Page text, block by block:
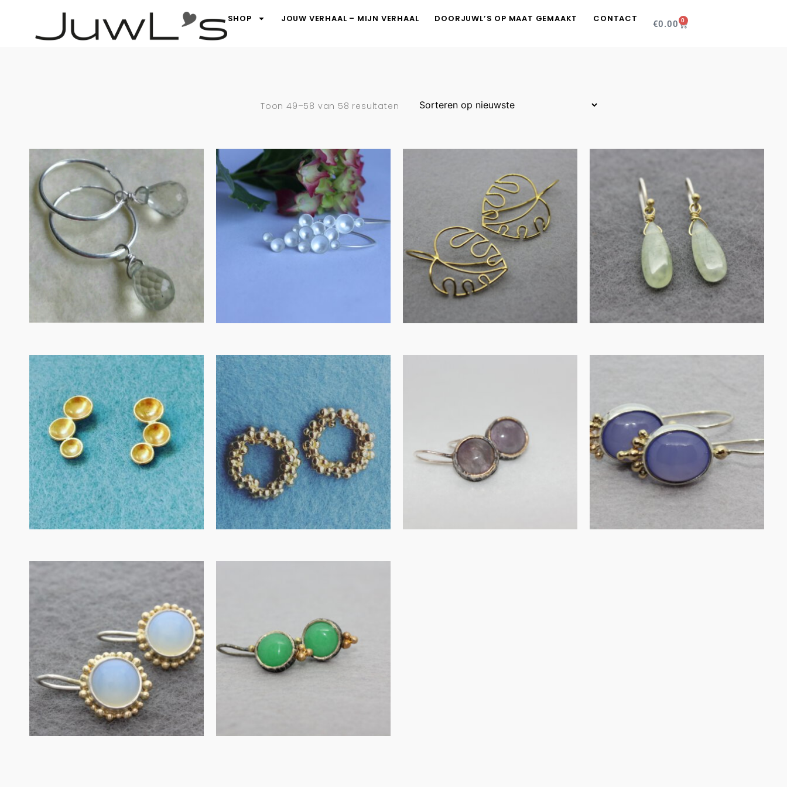
SHOP JOUW VERHAAL – MIJN VERHAAL DOORJUWL’S OP MAAT GEMAAKT CONTACT €0.00 0
Toon 49–58 van 58 resultaten
Zilveren creolen
met edelsteen
drup…
€60.00
IN WINKELMAND
Bubble oorbellen
in zilver
€90.00
Monstera blad
oorhangers in 14
ct g…
€525.00
IN WINKELMAND
Prehniet in zilver
en goud
135.00
MEER INFORMATIE
Oorbellen in goud
€390.00
IN WINKELMAND
oorstekers in goud
€445.00
IN WINKELMAND
gezwart zilver
€135.00
chaledoon in zilver
en o…
€ 275.00
Opaliet in goud en
zilver
€350.00
IN WINKELMAND
aventurijn in zilver
en …
€